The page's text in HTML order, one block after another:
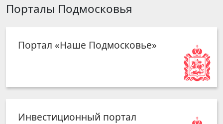
Порталы Подмосковья
Портал «Наше Подмосковье»
Инвестиционный портал